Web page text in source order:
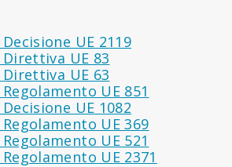
Decisione UE 2119
Direttiva UE 83
Direttiva UE 63
Regolamento UE 851
Decisione UE 1082
Regolamento UE 369
Regolamento UE 521
Regolamento UE 2371